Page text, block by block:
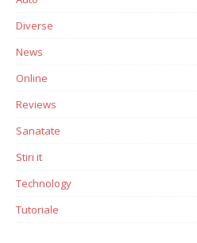
Diverse
News
Online
Reviews
Sanatate
Stiri it
Technology
Tutoriale